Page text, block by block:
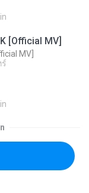
[Official MV]
MV]